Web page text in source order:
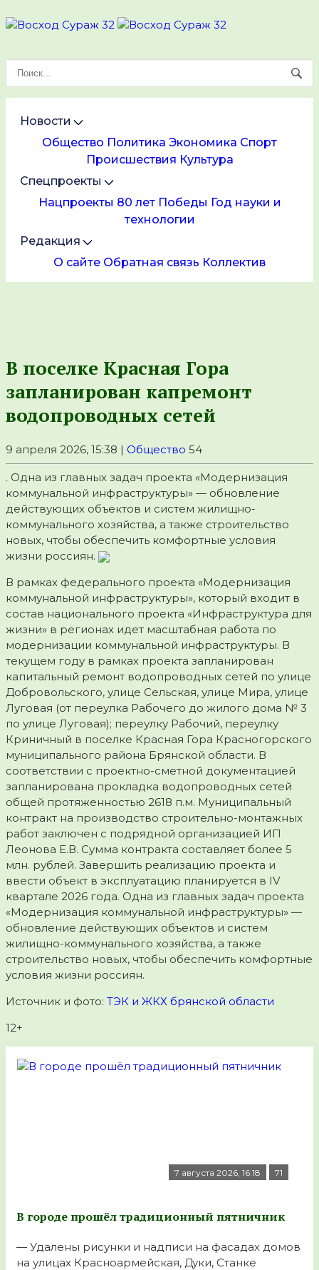
Новости
Общество Политика Экономика Спорт
Происшествия Культура
Спецпроекты
Нацпроекты 80 лет Победы Год науки и
технологии
Редакция
О сайте Обратная связь Коллектив
В поселке Красная Гора
запланирован капремонт
водопроводных сетей
9 апреля 2026, 15:38 | Общество 54
. Одна из главных задач проекта «Модернизация
коммунальной инфраструктуры» — обновление
действующих объектов и систем жилищно-
коммунального хозяйства, а также строительство
новых, чтобы обеспечить комфортные условия
жизни россиян.
В рамках федерального проекта «Модернизация
коммунальной инфраструктуры», который входит в
состав национального проекта «Инфраструктура для
жизни» в регионах идет масштабная работа по
модернизации коммунальной инфраструктуры. В
текущем году в рамках проекта запланирован
капитальный ремонт водопроводных сетей по улице
Добровольского, улице Сельская, улице Мира, улице
Луговая (от переулка Рабочего до жилого дома № 3
по улице Луговая); переулку Рабочий, переулку
Криничный в поселке Красная Гора Красногорского
муниципального района Брянской области. В
соответствии с проектно-сметной документацией
запланирована прокладка водопроводных сетей
общей протяженностью 2618 п.м. Муниципальный
контракт на производство строительно-монтажных
работ заключен с подрядной организацией ИП
Леонова Е.В. Сумма контракта составляет более 5
млн. рублей. Завершить реализацию проекта и
ввести объект в эксплуатацию планируется в IV
квартале 2026 года. Одна из главных задач проекта
«Модернизация коммунальной инфраструктуры» —
обновление действующих объектов и систем
жилищно-коммунального хозяйства, а также
строительство новых, чтобы обеспечить комфортные
условия жизни россиян.
Источник и фото: ТЭК и ЖКХ брянской области
12+
7 августа 2026, 16:18 71
В городе прошёл традиционный пятничник
— Удалены рисунки и надписи на фасадах домов
на улицах Красноармейская, Дуки, Станке